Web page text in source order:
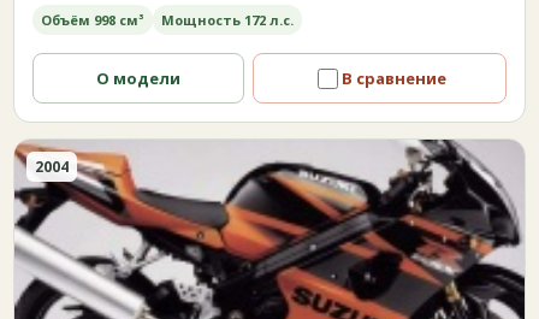
Объём 998 см³ Мощность 172 л.с.
О модели В сравнение
2004